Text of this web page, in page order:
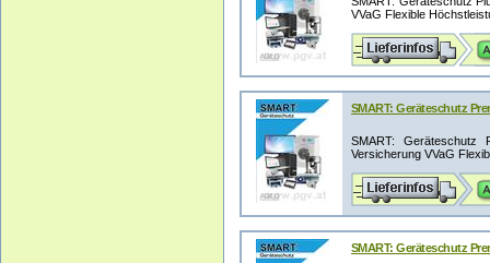
VVaG Flexible
SMART: Geräteschutz
SMART: Geräteschutz
Versicherung VVaG
SMART: Geräteschutz